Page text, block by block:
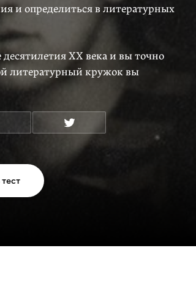
и определиться в литературных
ХХ века и вы точно
литературный кружок вы